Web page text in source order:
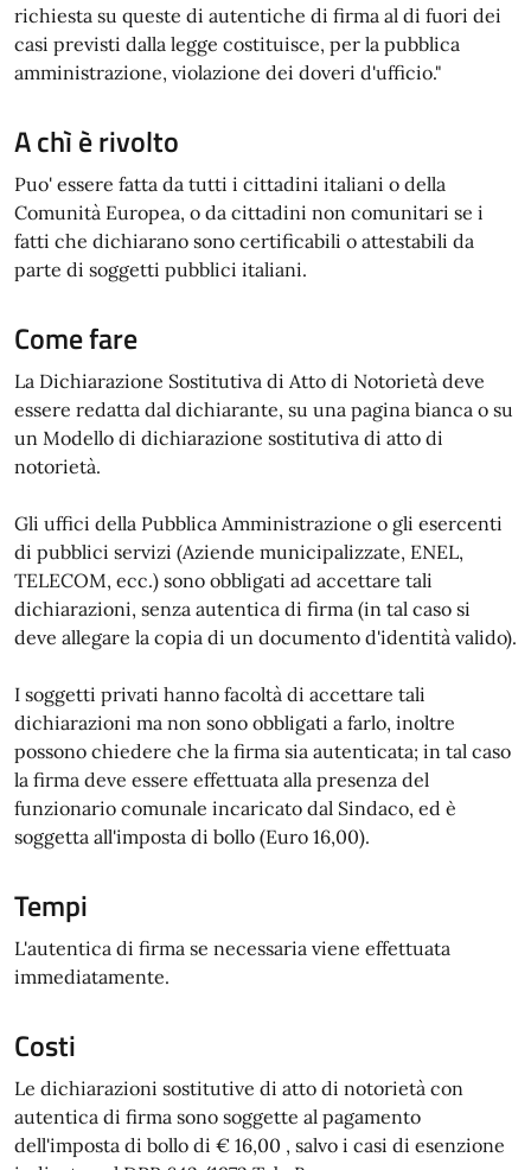
richiesta su queste di autentiche di firma al di fuori dei
casi previsti dalla legge costituisce, per la pubblica
amministrazione, violazione dei doveri d'ufficio."
A chì è rivolto
Puo' essere fatta da tutti i cittadini italiani o della
Comunità Europea, o da cittadini non comunitari se i
fatti che dichiarano sono certificabili o attestabili da
parte di soggetti pubblici italiani.
Come fare
La Dichiarazione Sostitutiva di Atto di Notorietà deve
essere redatta dal dichiarante, su una pagina bianca o su
un Modello di dichiarazione sostitutiva di atto di
notorietà.
Gli uffici della Pubblica Amministrazione o gli esercenti
di pubblici servizi (Aziende municipalizzate, ENEL,
TELECOM, ecc.) sono obbligati ad accettare tali
dichiarazioni, senza autentica di firma (in tal caso si
deve allegare la copia di un documento d'identità valido).
I soggetti privati hanno facoltà di accettare tali
dichiarazioni ma non sono obbligati a farlo, inoltre
possono chiedere che la firma sia autenticata; in tal caso
la firma deve essere effettuata alla presenza del
funzionario comunale incaricato dal Sindaco, ed è
soggetta all'imposta di bollo (Euro 16,00).
Tempi
L'autentica di firma se necessaria viene effettuata
immediatamente.
Costi
Le dichiarazioni sostitutive di atto di notorietà con
autentica di firma sono soggette al pagamento
dell'imposta di bollo di € 16,00 , salvo i casi di esenzione